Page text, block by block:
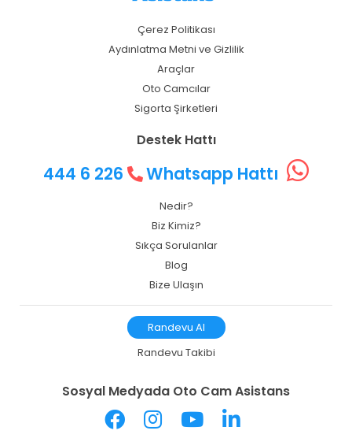
Çerez Politikası
Aydınlatma Metni ve Gizlilik
Araçlar
Oto Camcılar
Sigorta Şirketleri
Destek Hattı
444 6 226 Whatsapp Hattı
Nedir?
Biz Kimiz?
Sıkça Sorulanlar
Blog
Bize Ulaşın
Randevu Al
Randevu Takibi
Sosyal Medyada Oto Cam Asistans